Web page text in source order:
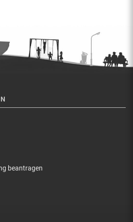
beantragen